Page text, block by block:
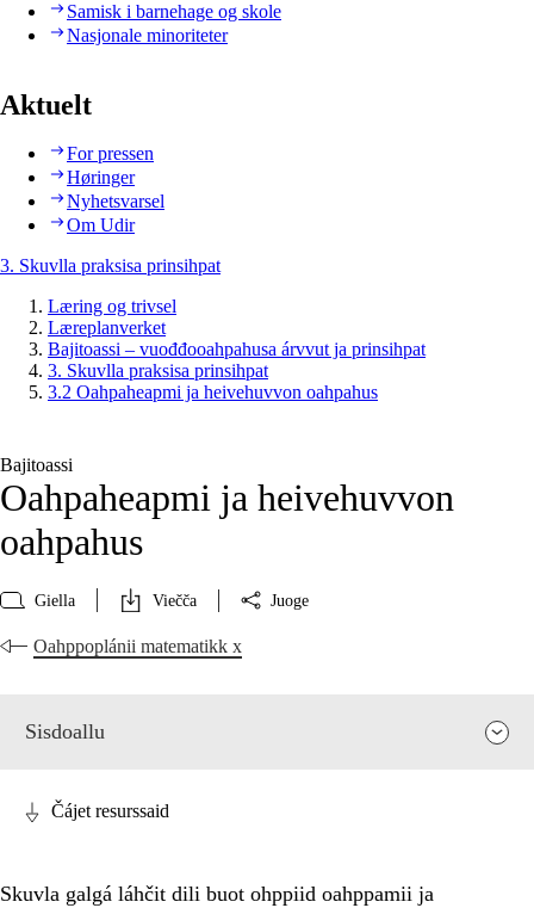
Samisk i barnehage og skole
Nasjonale minoriteter
Aktuelt
For pressen
Høringer
Nyhetsvarsel
Om Udir
3. Skuvlla praksisa prinsihpat
Læring og trivsel
Læreplanverket
Bajitoassi – vuođđooahpahusa árvvut ja prinsihpat
3. Skuvlla praksisa prinsihpat
3.2 Oahpaheapmi ja heivehuvvon oahpahus
Bajitoassi
Oahpaheapmi ja heivehuvvon
oahpahus
Giella Viečča Juoge
Oahppoplánii matematikk x
Sisdoallu
Čájet resurssaid
Skuvla galgá láhčit dili buot ohppiid oahppamii ja